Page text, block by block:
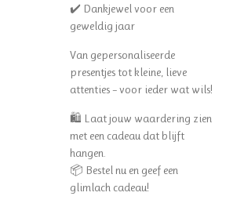
✔️ Dankjewel voor een
geweldig jaar
Van gepersonaliseerde
presentjes tot kleine, lieve
attenties – voor ieder wat wils!
🛍️ Laat jouw waardering zien
met een cadeau dat blijft
hangen.
📦 Bestel nu en geef een
glimlach cadeau!